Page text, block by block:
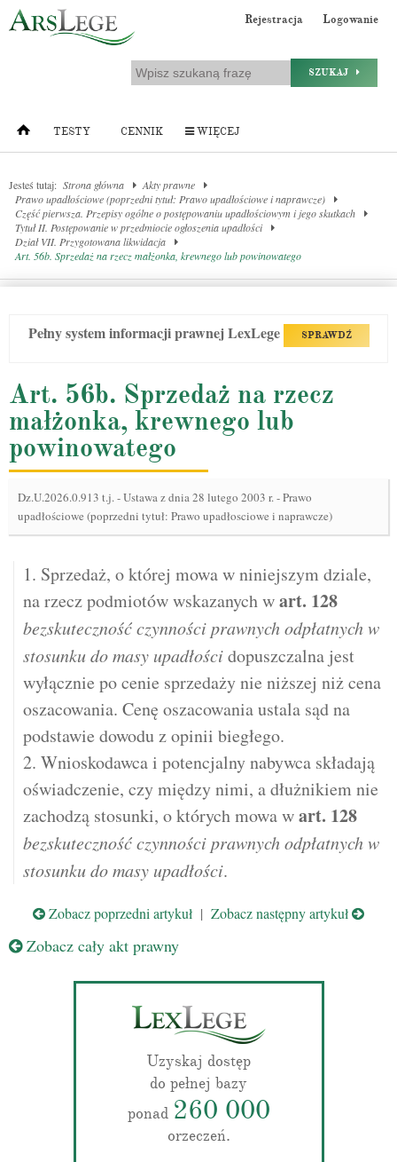
Rejestracja Logowanie
SZUKAJ
TESTY CENNIK WIĘCEJ
Jesteś tutaj: Strona główna
Akty prawne
Prawo upadłościowe (poprzedni tytuł: Prawo upadłościowe i naprawcze)
Część pierwsza. Przepisy ogólne o postępowaniu upadłościowym i jego skutkach
Tytuł II. Postępowanie w przedmiocie ogłoszenia upadłości
Dział VII. Przygotowana likwidacja
Art. 56b. Sprzedaż na rzecz małżonka, krewnego lub powinowatego
Pełny system informacji prawnej LexLege SPRAWDŹ
Art. 56b. Sprzedaż na rzecz
małżonka, krewnego lub
powinowatego
Dz.U.2026.0.913 t.j.-Ustawa z dnia 28 lutego 2003 r. - Prawo
upadłościowe (poprzedni tytuł: Prawo upadłosciowe i naprawcze)
1. Sprzedaż, o której mowa w niniejszym dziale,
na rzecz podmiotów wskazanych wart. 128
bezskuteczność czynności prawnych odpłatnych w
stosunku do masy upadłościdopuszczalna jest
wyłącznie po cenie sprzedaży nie niższej niż cena
oszacowania. Cenę oszacowania ustala sąd na
podstawie dowodu z opinii biegłego.
2. Wnioskodawca i potencjalny nabywca składają
oświadczenie, czy między nimi, a dłużnikiem nie
zachodzą stosunki, o których mowa wart. 128
bezskuteczność czynności prawnych odpłatnych w
stosunku do masy upadłości.
Zobacz poprzedni artykuł | Zobacz następny artykuł
Zobacz cały akt prawny
Uzyskaj dostęp
do pełnej bazy
ponad 260 000
orzeczeń.